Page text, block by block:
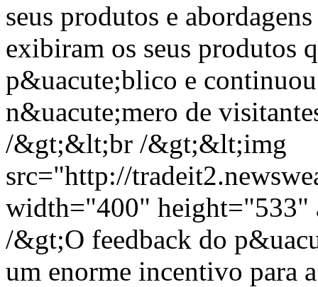
seus produtos e
exibiram os seus produtos
p&uacute;blico e
n&uacute;mero de
/&gt;&lt;br /&gt;&lt;img
src="http://
width="400"
/&gt;O feedback do
um enorme incentivo para